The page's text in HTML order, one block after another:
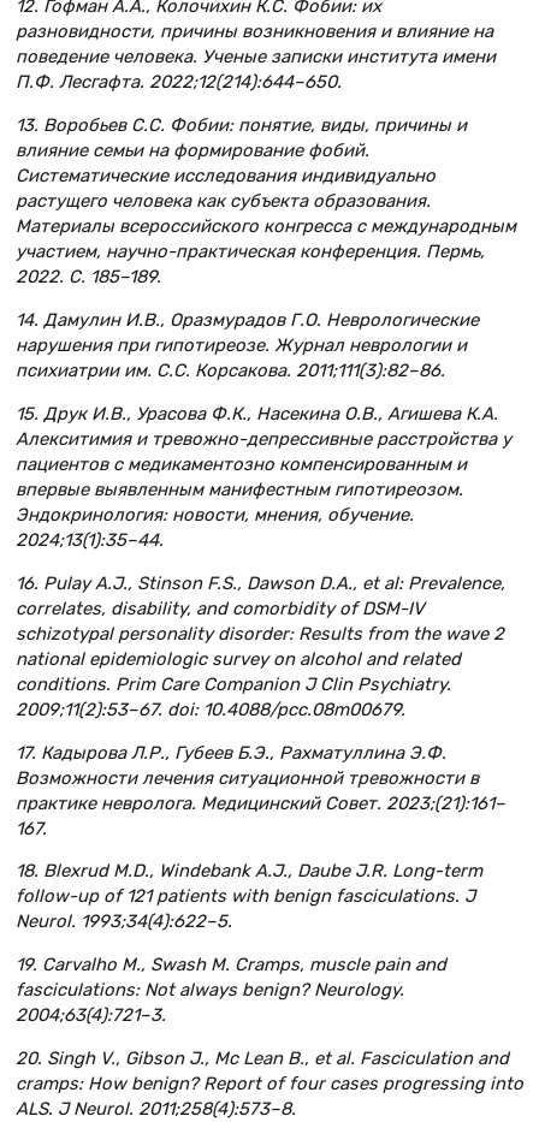
12. Гофман А.А., Колочихин К.С. Фобии: их
разновидности, причины возникновения и влияние на
поведение человека. Ученые записки института имени
П.Ф. Лесгафта. 2022;12(214):644–650.
13. Воробьев С.С. Фобии: понятие, виды, причины и
влияние семьи на формирование фобий.
Систематические исследования индивидуально
растущего человека как субъекта образования.
Материалы всероссийского конгресса с международным
участием, научно-практическая конференция. Пермь,
2022. С. 185–189.
14. Дамулин И.В., Оразмурадов Г.О. Неврологические
нарушения при гипотиреозе. Журнал неврологии и
психиатрии им. С.С. Корсакова. 2011;111(3):82–86.
15. Друк И.В., Урасова Ф.К., Насекина О.В., Агишева К.А.
Алекситимия и тревожно-депрессивные расстройства у
пациентов с медикаментозно компенсированным и
впервые выявленным манифестным гипотиреозом.
Эндокринология: новости, мнения, обучение.
2024;13(1):35–44.
16. Pulay A.J., Stinson F.S., Dawson D.A., et al: Prevalence,
correlates, disability, and comorbidity of DSM-IV
schizotypal personality disorder: Results from the wave 2
national epidemiologic survey on alcohol and related
conditions. Prim Care Companion J Clin Psychiatry.
2009;11(2):53–67. doi: 10.4088/pcc.08m00679.
17. Кадырова Л.Р., Губеев Б.Э., Рахматуллина Э.Ф.
Возможности лечения ситуационной тревожности в
практике невролога. Медицинский Совет. 2023;(21):161–
167.
18. Blexrud M.D., Windebank A.J., Daube J.R. Long-term
follow-up of 121 patients with benign fasciculations. J
Neurol. 1993;34(4):622–5.
19. Carvalho M., Swash M. Cramps, muscle pain and
fasciculations: Not always benign? Neurology.
2004;63(4):721–3.
20. Singh V., Gibson J., Mc Lean B., et al. Fasciculation and
cramps: How benign? Report of four cases progressing into
ALS. J Neurol. 2011;258(4):573–8.